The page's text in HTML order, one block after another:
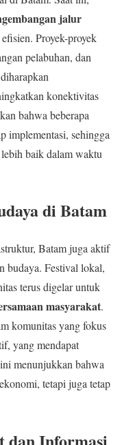
jalur
Proyek-proyek
pelabuhan, dan
konektivitas
bahwa beberapa
implementasi, sehingga
baik dalam waktu
di Batam
Batam juga aktif
budaya. Festival lokal,
terus digelar untuk
masyarakat.
komunitas yang fokus
yang mendapat
menunjukkan bahwa
tetapi juga tetap